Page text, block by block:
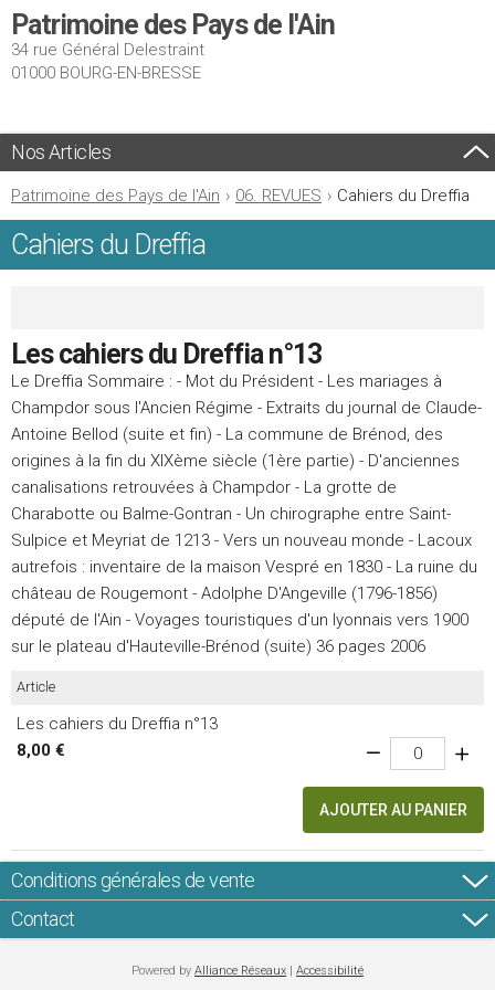
Patrimoine des Pays de l'Ain
34 rue Général Delestraint
01000 BOURG-EN-BRESSE
Nos Articles
Patrimoine des Pays de l'Ain › 06. REVUES › Cahiers du Dreffia
Cahiers du Dreffia
Les cahiers du Dreffia n°13
Le Dreffia Sommaire : - Mot du Président - Les mariages à
Champdor sous l'Ancien Régime - Extraits du journal de Claude-
Antoine Bellod (suite et fin) - La commune de Brénod, des
origines à la fin du XIXème siècle (1ère partie) - D'anciennes
canalisations retrouvées à Champdor - La grotte de
Charabotte ou Balme-Gontran - Un chirographe entre Saint-
Sulpice et Meyriat de 1213 - Vers un nouveau monde - Lacoux
autrefois : inventaire de la maison Vespré en 1830 - La ruine du
château de Rougemont - Adolphe D'Angeville (1796-1856)
député de l'Ain - Voyages touristiques d'un lyonnais vers 1900
sur le plateau d'Hauteville-Brénod (suite) 36 pages 2006
Article
Les cahiers du Dreffia n°13
8,00 €
AJOUTER AU PANIER
Conditions générales de vente
Contact
Powered by Alliance Réseaux | Accessibilité